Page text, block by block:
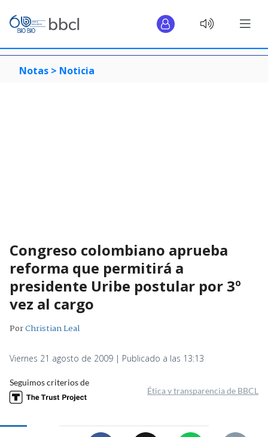
Notas > Noticia
Congreso colombiano aprueba
reforma que permitirá a
presidente Uribe postular por 3º
vez al cargo
PorChristian Leal
Viernes 21 agosto de 2009 | Publicado a las 13:13
Seguimos criterios de
Ética y transparencia de BBCL